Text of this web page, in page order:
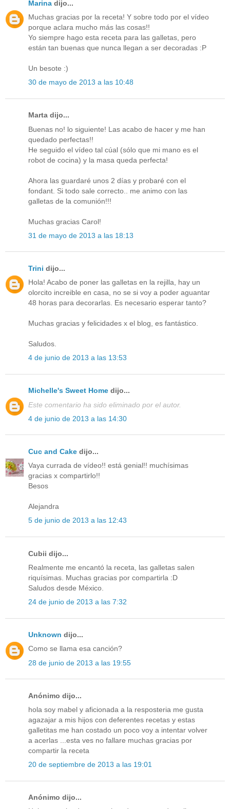
Marina dijo...
Muchas gracias por la receta! Y sobre todo por el vídeo
porque aclara mucho más las cosas!!
Yo siempre hago esta receta para las galletas, pero
están tan buenas que nunca llegan a ser decoradas :P
Un besote :)
30 de mayo de 2013 a las 10:48
Marta dijo...
Buenas no! lo siguiente! Las acabo de hacer y me han
quedado perfectas!!
He seguido el vídeo tal cúal (sólo que mi mano es el
robot de cocina) y la masa queda perfecta!
Ahora las guardaré unos 2 días y probaré con el
fondant. Si todo sale correcto.. me animo con las
galletas de la comunión!!!
Muchas gracias Carol!
31 de mayo de 2013 a las 18:13
Trini dijo...
Hola! Acabo de poner las galletas en la rejilla, hay un
olorcito increible en casa, no se si voy a poder aguantar
48 horas para decorarlas. Es necesario esperar tanto?
Muchas gracias y felicidades x el blog, es fantástico.
Saludos.
4 de junio de 2013 a las 13:53
Michelle's Sweet Home dijo...
Este comentario ha sido eliminado por el autor.
4 de junio de 2013 a las 14:30
Cuc and Cake dijo...
Vaya currada de vídeo!! está genial!! muchísimas
gracias x compartirlo!!
Besos
Alejandra
5 de junio de 2013 a las 12:43
Cubii dijo...
Realmente me encantó la receta, las galletas salen
riquísimas. Muchas gracias por compartirla :D
Saludos desde México.
24 de junio de 2013 a las 7:32
Unknown dijo...
Como se llama esa canción?
28 de junio de 2013 a las 19:55
Anónimo dijo...
hola soy mabel y aficionada a la resposteria me gusta
agazajar a mis hijos con deferentes recetas y estas
galletitas me han costado un poco voy a intentar volver
a acerlas ...esta ves no fallare muchas gracias por
compartir la receta
20 de septiembre de 2013 a las 19:01
Anónimo dijo...